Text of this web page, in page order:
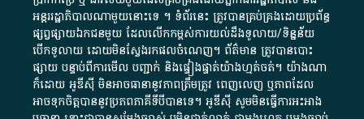
អន្តររដ្ឋាភិបាល​ណាមួយ​នោះ​ទេ ​។​ ទំព័រ​នេះ​ ត្រូវ​បាន​គ្រប់គ្រង​ដោយ​ប្រព័ន្ធ​
ផ្សព្វផ្សាយ​ឯកជន​មួយ​ ដែល​លើកកម្ពស់​ការ​យល់​ដឹង​ទូលាយ​/​ទិន្នន័យ​
បើក​ទូលាយ​ ដោយ​មិនស្វែង​រក​ផល​ចំណេញ​។​ ព័ត៌មាន​ ត្រូវ​បាន​បោះ
ផ្សាយ​ បន្ទាប់​ពី​ការ​មើល​ បញ្ជាក់​ និង​ផ្ទៀងផ្ទាត់​យ៉ាង​ហ្មត់ចត់​។​ យ៉ាងណា​
ក៏​ដោយ​ អូ​ឌី​ស៊ី​ មិន​អាច​ធានា​នូវ​ភាព​ត្រឹមត្រូវ​ ពេញលេញ​ ឬ​ភាព​ដែល​
អាច​ទុកចិត្ត​បាននូវ​ប្រភព​ភាគី​ទី​បី​បាន​ទេ​។​ អូ​ឌី​ស៊ី​ សូម​មិន​ធ្វើការ​អះអាង​